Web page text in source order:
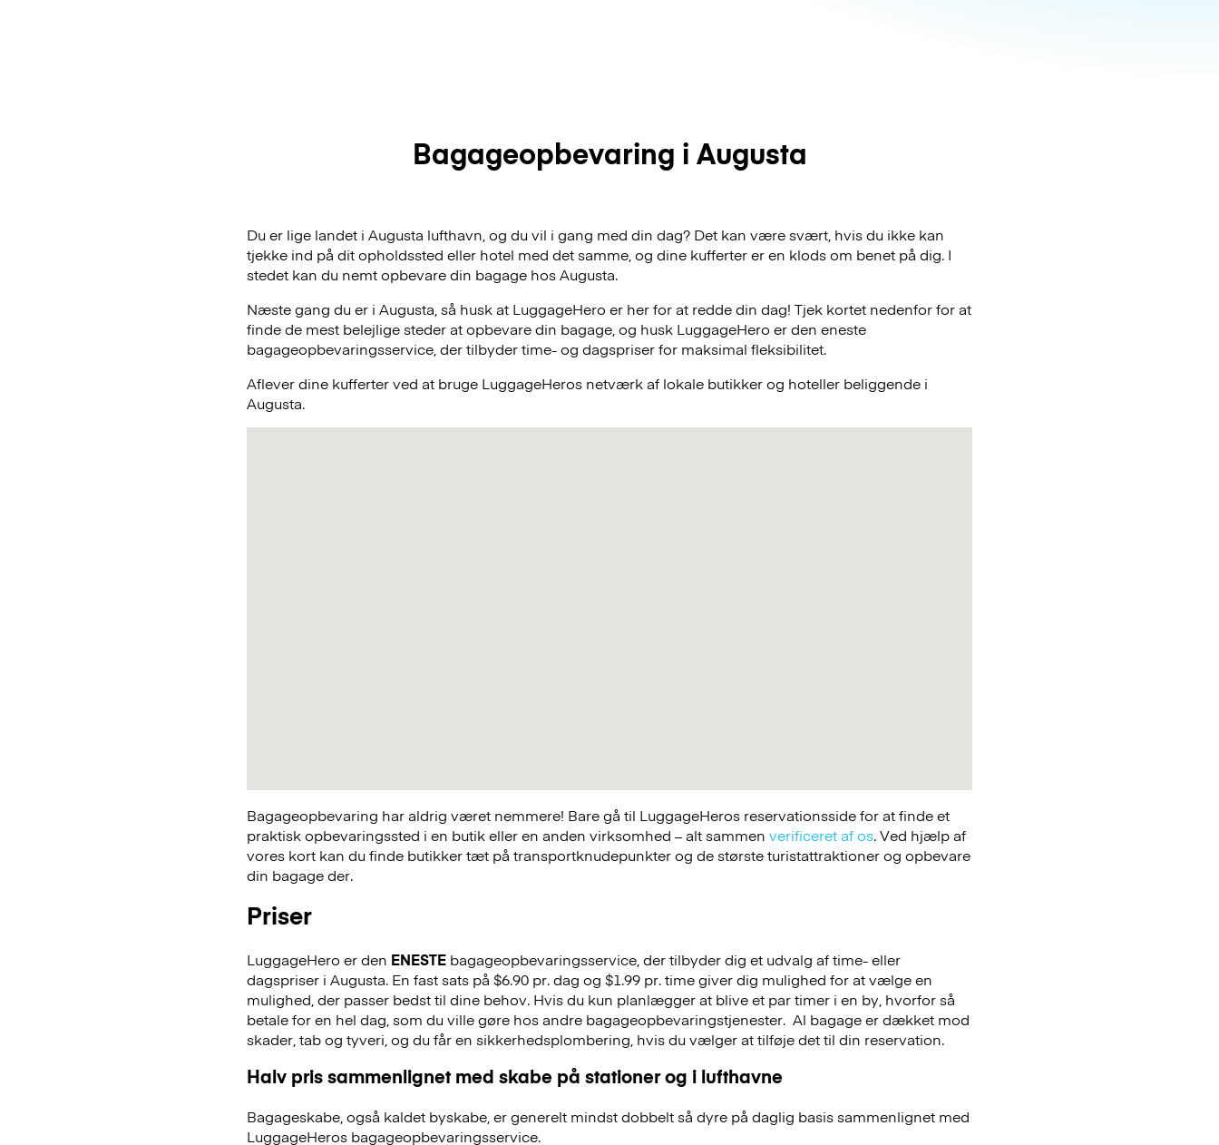
Bagageopbevaring i Augusta
Du er lige landet i Augusta lufthavn, og du vil i gang med din dag? Det kan være svært, hvis du ikke kan
tjekke ind på dit opholdssted eller hotel med det samme, og dine kufferter er en klods om benet på dig. I
stedet kan du nemt opbevare din bagage hos Augusta.
Næste gang du er i Augusta, så husk at LuggageHero er her for at redde din dag! Tjek kortet nedenfor for at
finde de mest belejlige steder at opbevare din bagage, og husk LuggageHero er den eneste
bagageopbevaringsservice, der tilbyder time- og dagspriser for maksimal fleksibilitet.
Aflever dine kufferter ved at bruge LuggageHeros netværk af lokale butikker og hoteller beliggende i
Augusta.
Bagageopbevaring har aldrig været nemmere! Bare gå til LuggageHeros reservationsside for at finde et
praktisk opbevaringssted i en butik eller en anden virksomhed – alt sammen verificeret af os. Ved hjælp af
vores kort kan du finde butikker tæt på transportknudepunkter og de største turistattraktioner og opbevare
din bagage der.
Priser
LuggageHero er den ENESTE bagageopbevaringsservice, der tilbyder dig et udvalg af time- eller
dagspriser i Augusta. En fast sats på $6.90 pr. dag og $1.99 pr. time giver dig mulighed for at vælge en
mulighed, der passer bedst til dine behov. Hvis du kun planlægger at blive et par timer i en by, hvorfor så
betale for en hel dag, som du ville gøre hos andre bagageopbevaringstjenester. Al bagage er dækket mod
skader, tab og tyveri, og du får en sikkerhedsplombering, hvis du vælger at tilføje det til din reservation.
Halv pris sammenlignet med skabe på stationer og i lufthavne
Bagageskabe, også kaldet byskabe, er generelt mindst dobbelt så dyre på daglig basis sammenlignet med
LuggageHeros bagageopbevaringsservice.